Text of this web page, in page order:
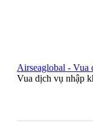
Airseaglobal -
Vua dịch vụ nhập